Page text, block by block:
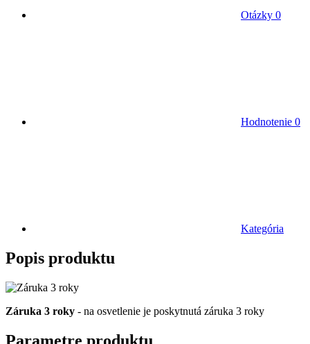
Otázky 0
Hodnotenie 0
Kategória
Popis produktu
Záruka 3 roky - na osvetlenie je poskytnutá záruka 3 roky